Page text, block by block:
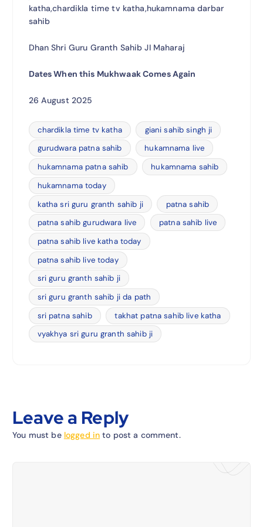
katha,chardikla time tv katha,hukamnama darbar
sahib
Dhan Shri Guru Granth Sahib JI Maharaj
Dates When this Mukhwaak Comes Again
26 August 2025
chardikla time tv katha
giani sahib singh ji
gurudwara patna sahib
hukamnama live
hukamnama patna sahib
hukamnama sahib
hukamnama today
katha sri guru granth sahib ji
patna sahib
patna sahib gurudwara live
patna sahib live
patna sahib live katha today
patna sahib live today
sri guru granth sahib ji
sri guru granth sahib ji da path
sri patna sahib
takhat patna sahib live katha
vyakhya sri guru granth sahib ji
Leave a Reply
You must be logged in to post a comment.